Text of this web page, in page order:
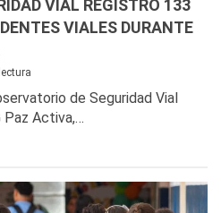
VIAL REGISTRÓ 133
VIALES DURANTE
de Seguridad Vial
Paz Activa,…